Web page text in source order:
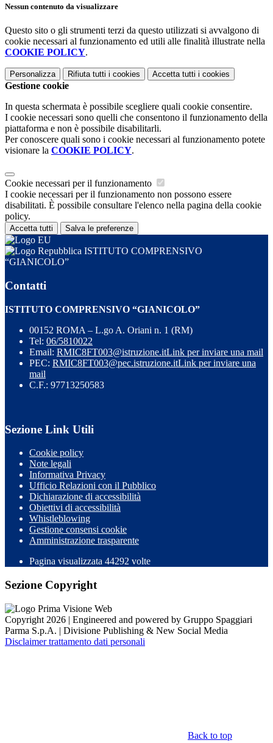
Nessun contenuto da visualizzare
Questo sito o gli strumenti terzi da questo utilizzati si avvalgono di
cookie necessari al funzionamento ed utili alle finalità illustrate nella
COOKIE POLICY.
Personalizza Rifiuta tutti i cookies Accetta tutti i cookies
Gestione cookie
In questa schermata è possibile scegliere quali cookie consentire.
I cookie necessari sono quelli che consentono il funzionamento della
piattaforma e non è possibile disabilitarli.
Per conoscere quali sono i cookie necessari al funzionamento potete
visionare la COOKIE POLICY.
Cookie necessari per il funzionamento
I cookie necessari per il funzionamento non possono essere
disabilitati. È possibile consultare l'elenco nella pagina della cookie
policy.
Accetta tutti Salva le preferenze
ISTITUTO COMPRENSIVO
“GIANICOLO”
Contatti
ISTITUTO COMPRENSIVO “GIANICOLO”
00152 ROMA – L.go A. Oriani n. 1 (RM)
Tel: 06/5810022
Email: RMIC8FT003@istruzione.itLink per inviare una mail
PEC: RMIC8FT003@pec.istruzione.itLink per inviare una
mail
C.F.: 97713250583
Sezione Link Utili
Cookie policy
Note legali
Informativa Privacy
Ufficio Relazioni con il Pubblico
Dichiarazione di accessibilità
Obiettivi di accessibilità
Whistleblowing
Gestione consensi cookie
Amministrazione trasparente
Pagina visualizzata 44292 volte
Sezione Copyright
Copyright 2026 | Engineered and powered by Gruppo Spaggiari
Parma S.p.A. | Divisione Publishing & New Social Media
Disclaimer trattamento dati personali
Back to top